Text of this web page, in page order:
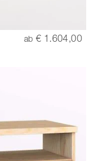
ab € 1.604,00